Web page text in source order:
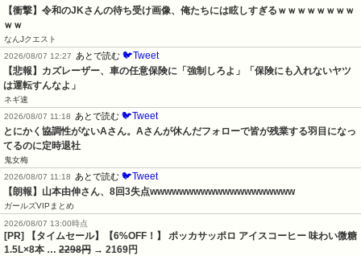
【衝撃】令和のJKさんの待ち受け画像、俺たちには眩しすぎるｗｗｗｗｗｗｗｗ
ｗｗ
なんJクエスト
2026/08/07 12:27
あとで読む 🐦Tweet
【悲報】カズレーザー、車の任意保険に「強制しろよ」「保険にも入れないヤツ
は運転すんなよ」
ネギ速
2026/08/07 11:18
あとで読む 🐦Tweet
とにかく協調性がないAさん。Aさんが休んだフォローで皆が残業する羽目になっ
てるのに定時退社
鬼女梅
2026/08/07 11:18
あとで読む 🐦Tweet
【朗報】山本由伸さん、8回3失点wwwwwwwwwwwwwwwwwwww
ガールズVIPまとめ
2026/08/07 13:00時点
[PR] 【タイムセール】【6%OFF！】 ポッカサッポロ アイスコーヒー 味わい微糖
1.5L×8本 … 2298円 → 2169円